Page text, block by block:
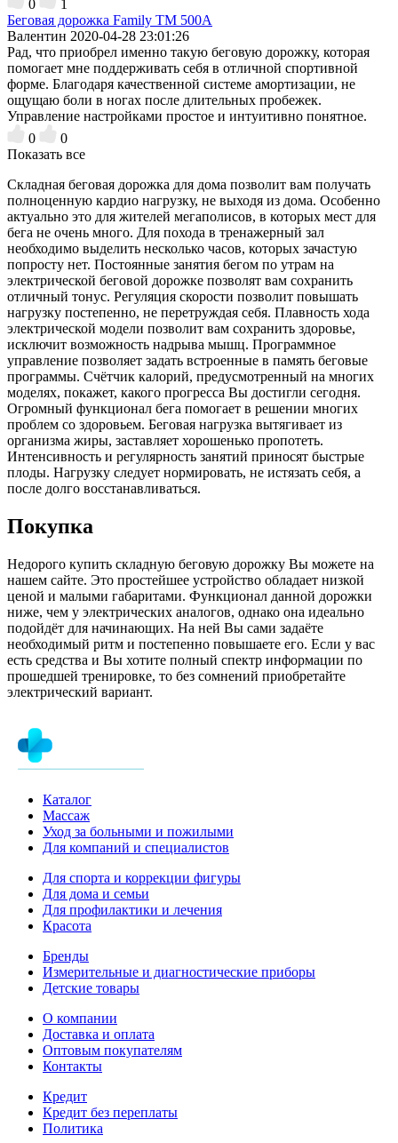
0
1
Беговая дорожка Family TM 500A
Валентин 2020-04-28 23:01:26
Рад, что приобрел именно такую беговую дорожку, которая
помогает мне поддерживать себя в отличной спортивной
форме. Благодаря качественной системе амортизации, не
ощущаю боли в ногах после длительных пробежек.
Управление настройками простое и интуитивно понятное.
0
0
Показать все
Складная беговая дорожка для дома позволит вам получать
полноценную кардио нагрузку, не выходя из дома. Особенно
актуально это для жителей мегаполисов, в которых мест для
бега не очень много. Для похода в тренажерный зал
необходимо выделить несколько часов, которых зачастую
попросту нет. Постоянные занятия бегом по утрам на
электрической беговой дорожке позволят вам сохранить
отличный тонус. Регуляция скорости позволит повышать
нагрузку постепенно, не перетруждая себя. Плавность хода
электрической модели позволит вам сохранить здоровье,
исключит возможность надрыва мышц. Программное
управление позволяет задать встроенные в память беговые
программы. Счётчик калорий, предусмотренный на многих
моделях, покажет, какого прогресса Вы достигли сегодня.
Огромный функционал бега помогает в решении многих
проблем со здоровьем. Беговая нагрузка вытягивает из
организма жиры, заставляет хорошенько пропотеть.
Интенсивность и регулярность занятий приносят быстрые
плоды. Нагрузку следует нормировать, не истязать себя, а
после долго восстанавливаться.
Покупка
Недорого купить складную беговую дорожку Вы можете на
нашем сайте. Это простейшее устройство обладает низкой
ценой и малыми габаритами. Функционал данной дорожки
ниже, чем у электрических аналогов, однако она идеально
подойдёт для начинающих. На ней Вы сами задаёте
необходимый ритм и постепенно повышаете его. Если у вас
есть средства и Вы хотите полный спектр информации по
прошедшей тренировке, то без сомнений приобретайте
электрический вариант.
Каталог
Массаж
Уход за больными и пожилыми
Для компаний и специалистов
Для спорта и коррекции фигуры
Для дома и семьи
Для профилактики и лечения
Красота
Бренды
Измерительные и диагностические приборы
Детские товары
О компании
Доставка и оплата
Оптовым покупателям
Контакты
Кредит
Кредит без переплаты
Политика